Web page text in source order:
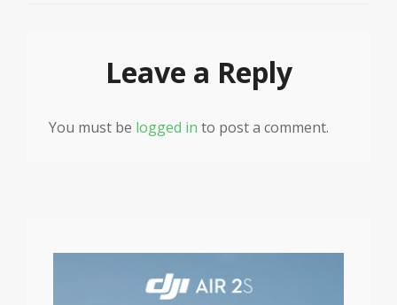
Leave a Reply
You must be logged in to post a comment.